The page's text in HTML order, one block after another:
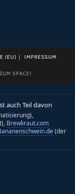
(EU) IMPRESSUM
SPACE!
auch Teil davon
Brewkraut.com
(der